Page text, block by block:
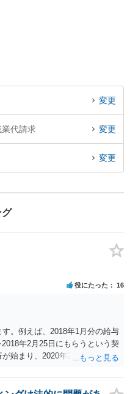
変更
代請求 変更
変更
グ
役にたった 16
。例えば、2018年1月分の給与
年2月25日にもらうという契
始まり、2020年2月25日の経